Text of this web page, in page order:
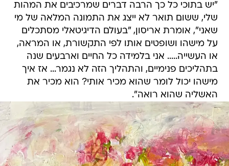
"יש בתוכי כל כך הרבה דברים שמרכיבים את המהות
שלי, ששום תואר לא ייצג את התמונה המלאה של מי
שאני", אומרת אריסון, "בעולם הדיגיטאלי מסתכלים
על מישהו ושופטים אותו לפי התקשורת, או המראה,
או העשייה..... אני בלמידה כל החיים וארבעים שנה
בתהליכים פנימיים, והתהליך הזה לא נגמר... אז איך
מישהו יכול לומר שהוא מכיר אותי? הוא מכיר את
האשליה שהוא רואה".